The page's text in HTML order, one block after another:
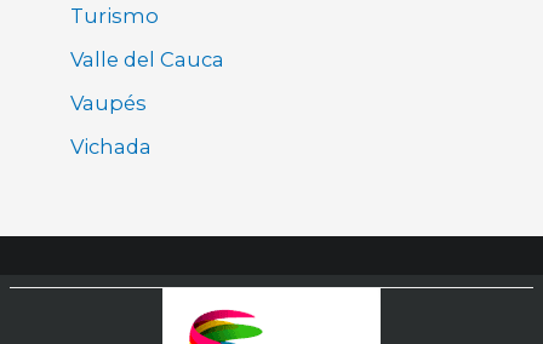
Turismo
Valle del Cauca
Vaupés
Vichada